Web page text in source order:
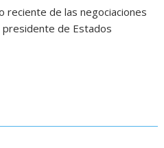
reciente de las negociaciones
de Estados